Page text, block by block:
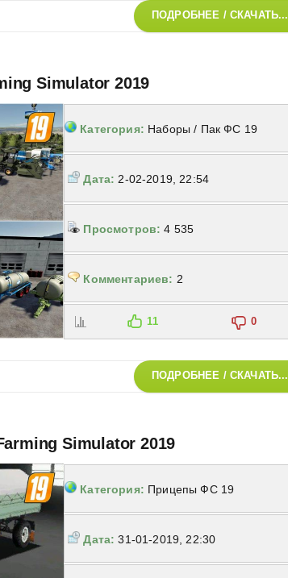
ПОДРОБНЕЕ / СКАЧАТЬ...
Simulator 2019
Категория: Наборы / Пак ФС 19
Дата: 2-02-2019, 22:54
Просмотров: 4 535
Комментариев: 2
11 0
ПОДРОБНЕЕ / СКАЧАТЬ...
Simulator 2019
Категория: Прицепы ФС 19
Дата: 31-01-2019, 22:30